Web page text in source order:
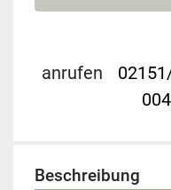
anrufen
Beschreibung